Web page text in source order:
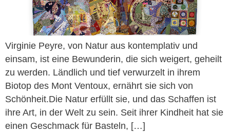
Virginie Peyre, von Natur aus kontemplativ und
einsam, ist eine Bewunderin, die sich weigert, geheilt
zu werden. Ländlich und tief verwurzelt in ihrem
Biotop des Mont Ventoux, ernährt sie sich von
Schönheit.Die Natur erfüllt sie, und das Schaffen ist
ihre Art, in der Welt zu sein. Seit ihrer Kindheit hat sie
einen Geschmack für Basteln, […]